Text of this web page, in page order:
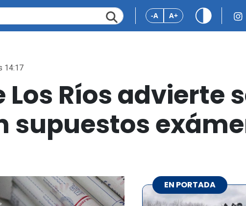
-A A+
14:17
Los Ríos advierte
supuestos
EN PORTADA